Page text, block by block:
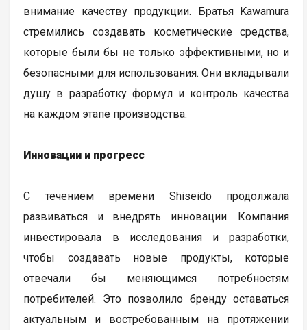
внимание качеству продукции. Братья Kawamura
стремились создавать косметические средства,
которые были бы не только эффективными, но и
безопасными для использования. Они вкладывали
душу в разработку формул и контроль качества
на каждом этапе производства.
Инновации и прогресс
С течением времени Shiseido продолжала
развиваться и внедрять инновации. Компания
инвестировала в исследования и разработки,
чтобы создавать новые продукты, которые
отвечали бы меняющимся потребностям
потребителей. Это позволило бренду оставаться
актуальным и востребованным на протяжении